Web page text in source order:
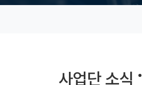
사업단 소식